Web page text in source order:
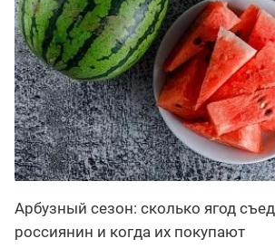
Арбузный сезон: сколько ягод
россиянин и когда их покупают